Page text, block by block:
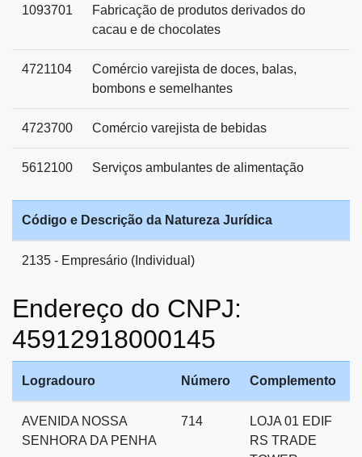
1093701
Fabricação de produtos derivados do
cacau e de chocolates
4721104
Comércio varejista de doces, balas,
bombons e semelhantes
4723700 Comércio varejista de bebidas
5612100 Serviços ambulantes de alimentação
Código e Descrição da Natureza Jurídica
2135 - Empresário (Individual)
Endereço do CNPJ:
45912918000145
Logradouro Número Complemento
AVENIDA NOSSA
SENHORA DA PENHA
714
LOJA 01 EDIF
RS TRADE